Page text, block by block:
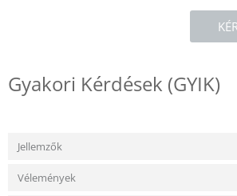
Gyakori Kérdések (GYIK)
Jellemzők
Vélemények